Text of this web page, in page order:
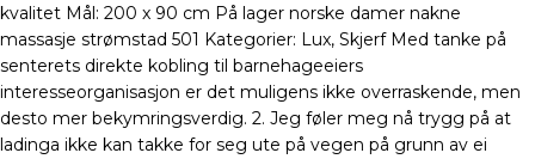
kvalitet Mål: 200 x 90 cm På lager norske damer nakne
massasje strømstad 501 Kategorier: Lux, Skjerf Med tanke på
senterets direkte kobling til barnehageeiers
interesseorganisasjon er det muligens ikke overraskende, men
desto mer bekymringsverdig. 2. Jeg føler meg nå trygg på at
ladinga ikke kan takke for seg ute på vegen på grunn av ei